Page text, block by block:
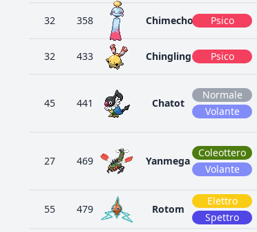
32 358 Chimecho Psico
32 433 Chingling Psico
45 441 Chatot
Normale
Volante
27 469 Yanmega
Coleottero
Volante
55 479 Rotom
Elettro
Spettro